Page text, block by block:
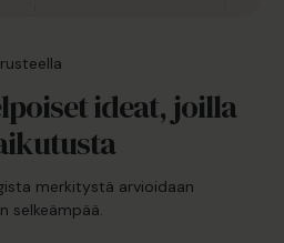
ideat, joilla
merkitystä arvioidaan
selkeämpää.